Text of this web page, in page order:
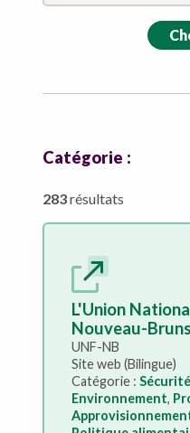
Catégorie :
283résultats
L'Union
Nouveau-
UNF-NB
Site web (Bilingue)
Catégorie :
Environnement,